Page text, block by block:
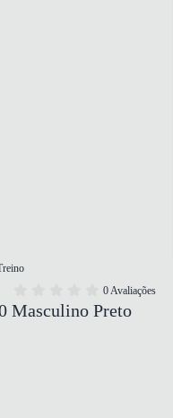
0 Avaliações
Masculino Preto